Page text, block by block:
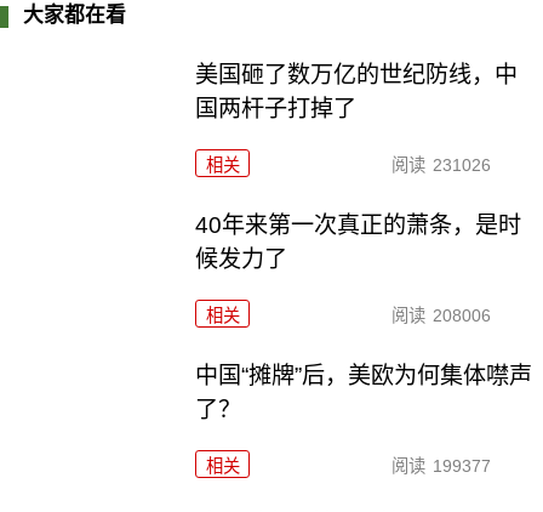
大家都在看
美国砸了数万亿的世纪防线，中
国两杆子打掉了
相关 阅读 231026
40年来第一次真正的萧条，是时
候发力了
相关 阅读 208006
中国“摊牌”后，美欧为何集体噤声
了？
相关 阅读 199377